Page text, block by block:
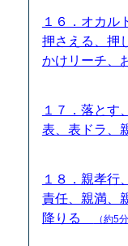
１６．オカル
押さえる、押
かけリーチ、
１７．落とす
表、表ドラ、
１８．親孝行
責任、親満、
降りる
（約5